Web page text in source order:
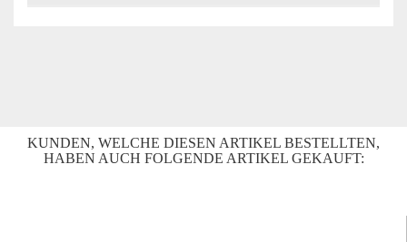
KUNDEN, WELCHE DIESEN ARTIKEL BESTELLTEN,
HABEN AUCH FOLGENDE ARTIKEL GEKAUFT: